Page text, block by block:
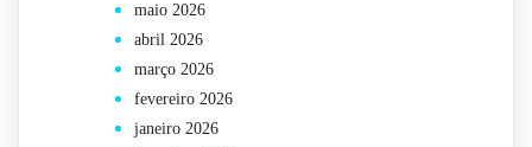
maio 2026
abril 2026
março 2026
fevereiro 2026
janeiro 2026